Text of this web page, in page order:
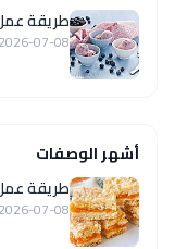
طريقة
2026-07-08
أشهر الوصفات
طريقة
2026-07-08